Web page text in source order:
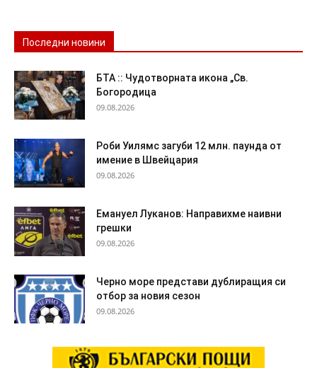
Последни новини
БТА :: Чудотворната икона „Св.
Богородица
09.08.2026
Роби Уилямс загуби 12 млн. паунда от
имение в Швейцария
09.08.2026
Емануел Луканов: Направихме наивни
грешки
09.08.2026
Черно море представи дублиращия си
отбор за новия сезон
09.08.2026